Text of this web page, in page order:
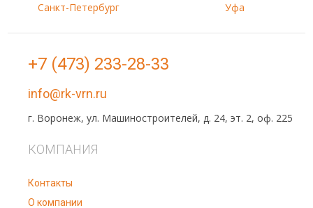
Санкт-Петербург
Уфа
+7 (473) 233-28-33
info@rk-vrn.ru
г. Воронеж, ул. Машиностроителей, д. 24, эт. 2, оф. 225
КОМПАНИЯ
Контакты
О компании